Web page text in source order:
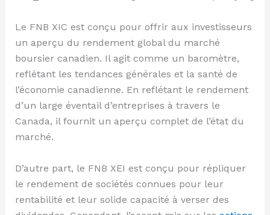
Le FNB XIC est conçu pour offrir aux investisseurs
un aperçu du rendement global du marché
boursier canadien. Il agit comme un baromètre,
reflétant les tendances générales et la santé de
l’économie canadienne. En reflétant le rendement
d’un large éventail d’entreprises à travers le
Canada, il fournit un aperçu complet de l’état du
marché.
D’autre part, le FNB XEI est conçu pour répliquer
le rendement de sociétés connues pour leur
rentabilité et leur solide capacité à verser des